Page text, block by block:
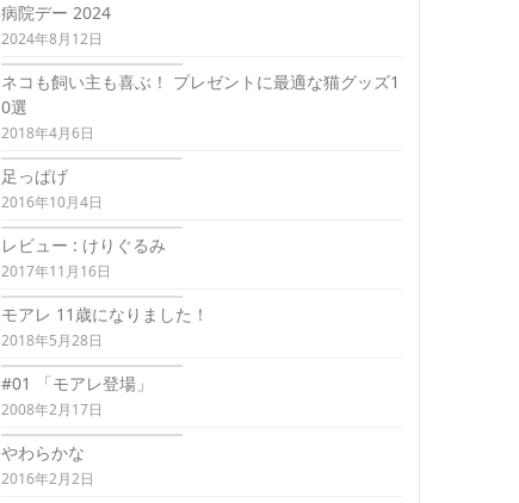
病院デー 2024
2024年8月12日
ネコも飼い主も喜ぶ！ プレゼントに最適な猫グッズ1
0選
2018年4月6日
足っぱげ
2016年10月4日
レビュー : けりぐるみ
2017年11月16日
モアレ 11歳になりました！
2018年5月28日
#01 「モアレ登場」
2008年2月17日
やわらかな
2016年2月2日